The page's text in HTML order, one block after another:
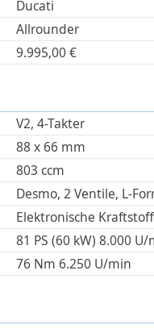
Ducati
Allrounder
9.995,00€
V2, 4-Takter
88 x 66 mm
803 ccm
Desmo, 2 Ventile, L-
Elektronische
81 PS (60 kW) 8.000 U/
76 Nm 6.250 U/min